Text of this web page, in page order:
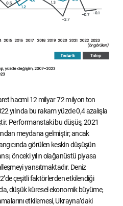
hacmi 12 milyar 72 milyon ton
yılında bu rakam yüzde 0,4 azalışla
Performanstaki bu düşüş, 2021
meydana gelmiştir; ancak
görülen keskin düşüşün
önceki yılın olağanüstü piyasa
yansıtmaktadır. Deniz
çeşitli faktörlerden etkilendiği
düşük küresel ekonomik büyüme,
etkilemesi, Ukrayna’daki